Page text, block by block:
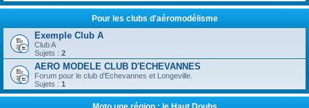
Pour les clubs d'aéromodélisme
Exemple Club A
Club A
Sujets : 2
AERO MODELE CLUB D'ECHEVANNES
Forum pour le club d'Echevannes et Longeville.
Sujets : 1